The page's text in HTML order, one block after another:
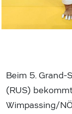
Beim 5. Grand-
(RUS)
Wimpassing/